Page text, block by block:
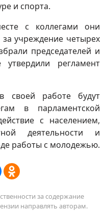
и спорта.
с коллегами они
учреждение четырех
председателей и
регламент
своей работе будут
в парламентской
с населением,
деятельности и
работы с молодежью.
за содержание
направлять авторам.